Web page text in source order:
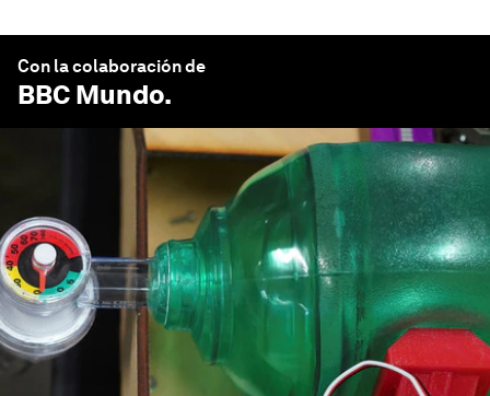
Con la colaboración de
BBC Mundo.